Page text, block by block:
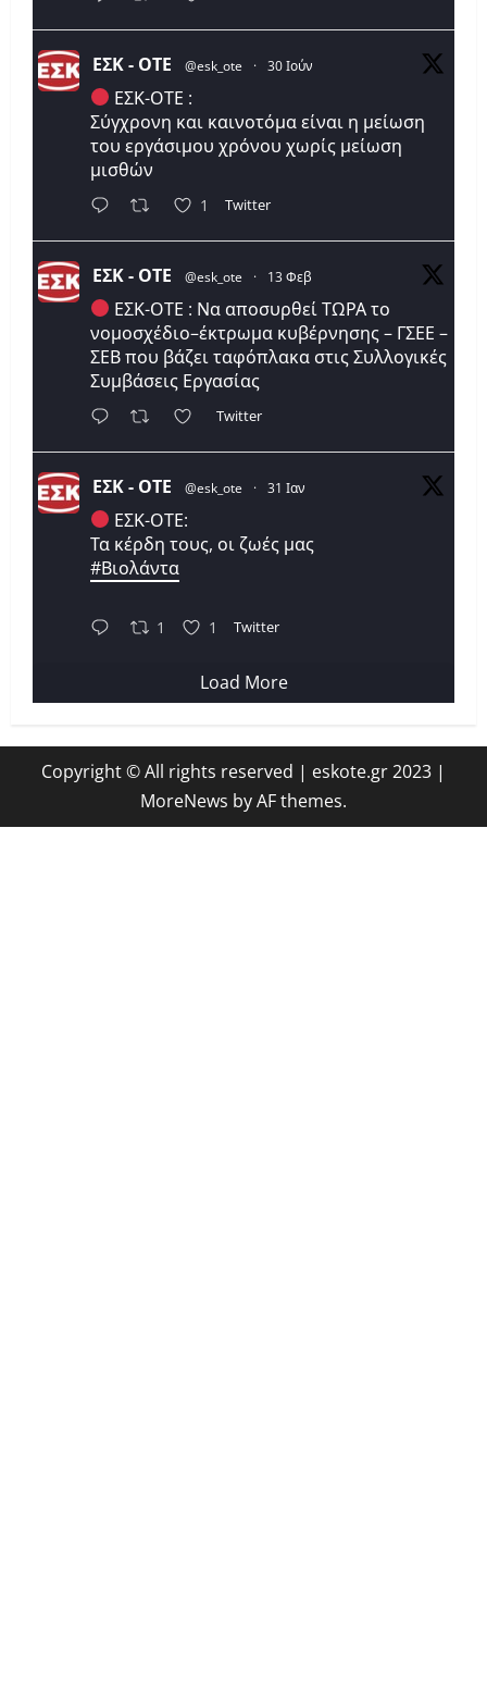
ΕΣΚ - ΟΤΕ @esk_ote · 30 Ιούν
ΕΣΚ-ΟΤΕ :
Σύγχρονη και καινοτόμα είναι η μείωση
του εργάσιμου χρόνου χωρίς μείωση
μισθών
1 Twitter
ΕΣΚ - ΟΤΕ @esk_ote · 13 Φεβ
ΕΣΚ-ΟΤΕ : Να αποσυρθεί ΤΩΡΑ το
νομοσχέδιο–έκτρωμα κυβέρνησης – ΓΣΕΕ –
ΣΕΒ που βάζει ταφόπλακα στις Συλλογικές
Συμβάσεις Εργασίας
Twitter
ΕΣΚ - ΟΤΕ @esk_ote · 31 Ιαν
ΕΣΚ-ΟΤΕ:
Τα κέρδη τους, οι ζωές μας
#Βιολάντα
1 1 Twitter
Load More
Copyright © All rights reserved | eskote.gr 2023 |
MoreNews by AF themes.